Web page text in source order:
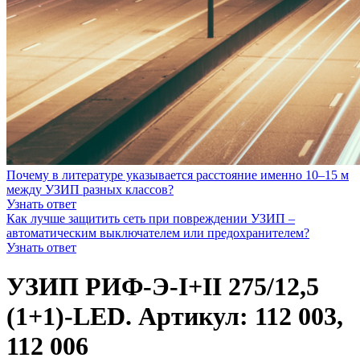
Почему в литературе указывается расстояние именно 10–15 м
между УЗИП разных классов?
Узнать ответ
Как лучше защитить сеть при повреждении УЗИП –
автоматическим выключателем или предохранителем?
Узнать ответ
УЗИП РИФ-Э-I+II 275/12,5
(1+1)-LED. Артикул: 112 003,
112 006